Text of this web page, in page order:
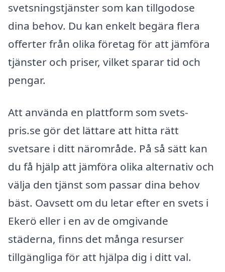
svetsningstjänster som kan tillgodose
dina behov. Du kan enkelt begära flera
offerter från olika företag för att jämföra
tjänster och priser, vilket sparar tid och
pengar.
Att använda en plattform som svets-
pris.se gör det lättare att hitta rätt
svetsare i ditt närområde. På så sätt kan
du få hjälp att jämföra olika alternativ och
välja den tjänst som passar dina behov
bäst. Oavsett om du letar efter en svets i
Ekerö eller i en av de omgivande
städerna, finns det många resurser
tillgängliga för att hjälpa dig i ditt val.